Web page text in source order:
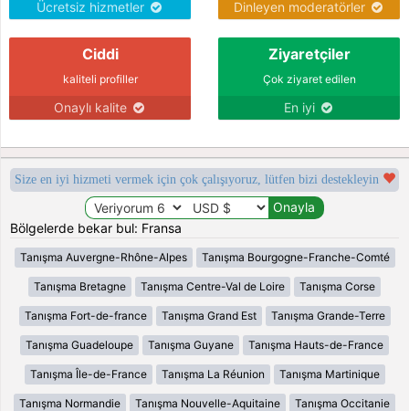
Ücretsiz hizmetler Dinleyen moderatörler
Ciddi
kaliteli profiller
Onaylı kalite
Ziyaretçiler
Çok ziyaret edilen
En iyi
Size en iyi hizmeti vermek için çok çalışıyoruz, lütfen bizi destekleyin
Bölgelerde bekar bul: Fransa
Tanışma Auvergne-Rhône-Alpes Tanışma Bourgogne-Franche-Comté
Tanışma Bretagne Tanışma Centre-Val de Loire Tanışma Corse
Tanışma Fort-de-france Tanışma Grand Est Tanışma Grande-Terre
Tanışma Guadeloupe Tanışma Guyane Tanışma Hauts-de-France
Tanışma Île-de-France Tanışma La Réunion Tanışma Martinique
Tanışma Normandie Tanışma Nouvelle-Aquitaine Tanışma Occitanie